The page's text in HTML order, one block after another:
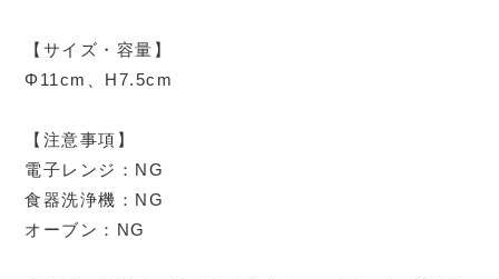
【サイズ・容量】
Φ11cm、H7.5cm
【注意事項】
電子レンジ：NG
食器洗浄機：NG
オーブン：NG